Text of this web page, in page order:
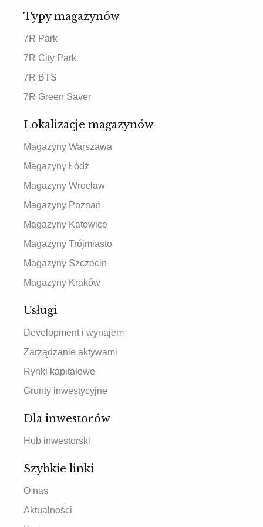
Typy magazynów
7R Park
7R City Park
7R BTS
7R Green Saver
Lokalizacje magazynów
Magazyny Warszawa
Magazyny Łódź
Magazyny Wrocław
Magazyny Poznań
Magazyny Katowice
Magazyny Trójmiasto
Magazyny Szczecin
Magazyny Kraków
Usługi
Development i wynajem
Zarządzanie aktywami
Rynki kapitałowe
Grunty inwestycyjne
Dla inwestorów
Hub inwestorski
Szybkie linki
O nas
Aktualności